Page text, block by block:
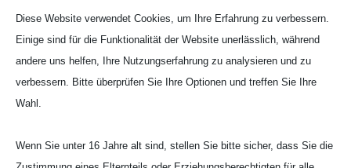
die bestehenden Angebote passte. Beim ersten
Training kamen 20 Kinder. Seitdem haben sich
weitere angeschlossen, und heute besteht das
Handballteam “Aalborg Kidz” aus etwa 60
Spielern aus ganz Nordjütland.
Die gebürtige Dänin und Handballspielerin der 1.
Damenmannschaft von Handball Bad Salzuflen
Diese Website verwendet Cookies, um Ihre Erfahrung zu verbessern.
Einige sind für die Funktionalität der Website unerlässlich, während
andere uns helfen, Ihre Nutzungserfahrung zu analysieren und zu
verbessern. Bitte überprüfen Sie Ihre Optionen und treffen Sie Ihre
Wahl.
Wenn Sie unter 16 Jahre alt sind, stellen Sie bitte sicher, dass Sie die